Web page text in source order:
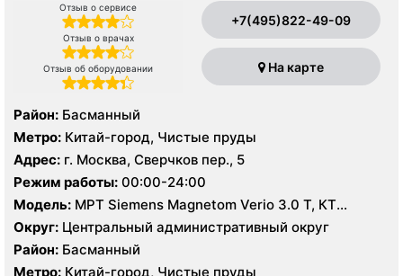
Отзыв о сервисе
Отзыв о врачах
Отзыв об оборудовании
+7(495)822-49-09
На карте
Район: Басманный
Метро: Китай-город, Чистые пруды
Адрес: г. Москва, Сверчков пер., 5
Режим работы: 00:00-24:00
Модель: МРТ Siemens Magnetom Verio 3.0 T, КТ
Toshiba Aquilion PRIME 160 срезов, УЗИ Philips HD15
Округ: Центральный административный округ
Район: Басманный
Метро: Китай-город, Чистые пруды